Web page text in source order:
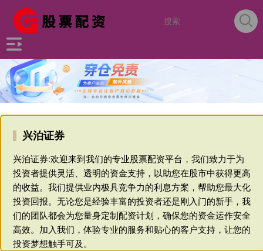
兴泊证券
兴泊证券:欢迎来到我们的专业股票配资平台，我们致力于为
投资者提供灵活、透明的资金支持，以助您在股市中获得更高
的收益。我们提供业内极具竞争力的利息方案，帮助您最大化
投资回报。无论您是经验丰富的投资者还是刚入门的新手，我
们的团队都会为您量身定制配资计划，确保您的资金运作安全
高效。加入我们，体验专业的服务和贴心的客户支持，让您的
投资梦想触手可及。